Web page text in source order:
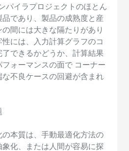
パイラプロジェクトのほとん
であり、製品の成熟度と産
間には大きな隔たりがあり
には、入力計算グラフのコ
できるかどうか、計算結果
ォーマンスの面で コーナー
不良ケースの回避が含まれ
の本質は、手動最適化方法の
化、または人間が容易に探